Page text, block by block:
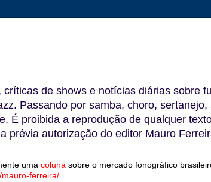
de shows e notícias diárias sobre
Passando por samba, choro, sertanejo,
É proibida a reprodução de qualquer
prévia autorização do editor Mauro
uma coluna sobre o mercado fonográfico
mauro-ferreira/